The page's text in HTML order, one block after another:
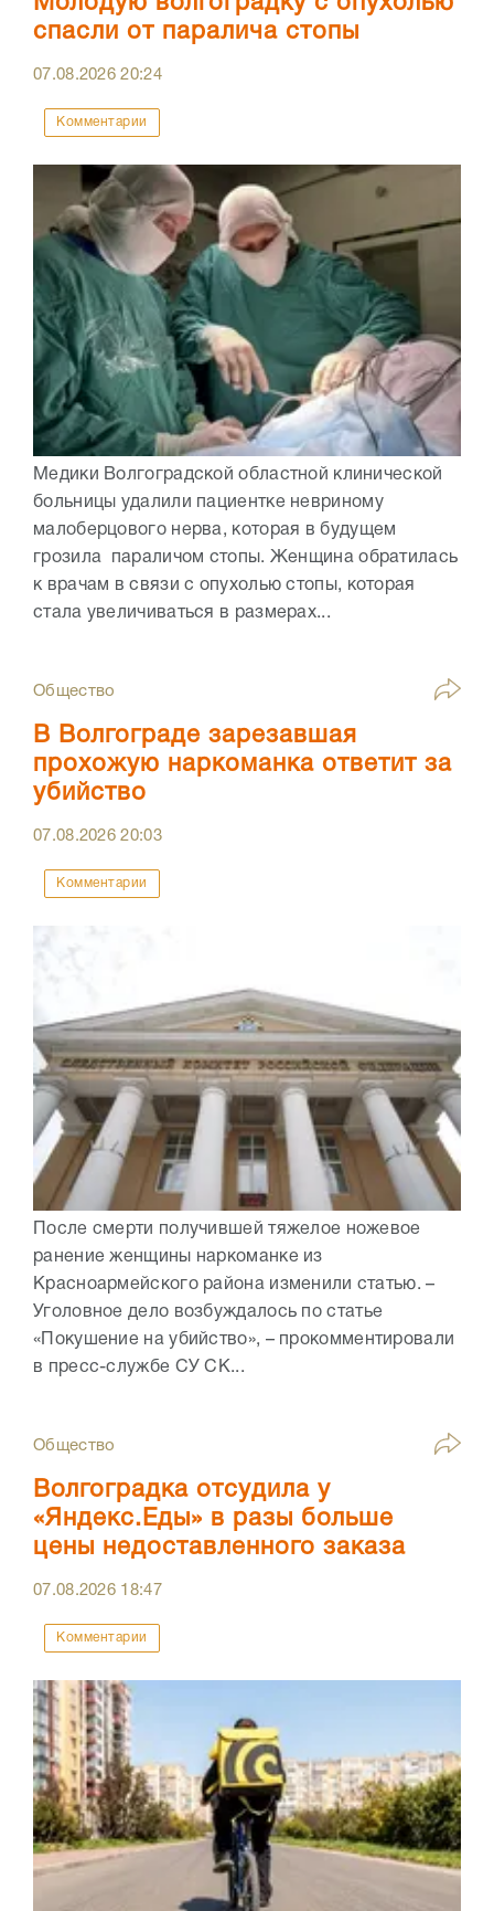
спасли от паралича стопы
07.08.202620:24
Комментарии
Медики Волгоградской областной клинической
больницы удалили пациентке невриному
малоберцового нерва, которая в будущем
грозила параличом стопы. Женщина обратилась
к врачам в связи с опухолью стопы, которая
стала увеличиваться в размерах...
Общество
В Волгограде зарезавшая
прохожую наркоманка ответит за
убийство
07.08.202620:03
Комментарии
После смерти получившей тяжелое ножевое
ранение женщины наркоманке из
Красноармейского района изменили статью. –
Уголовное дело возбуждалось по статье
«Покушение на убийство», – прокомментировали
в пресс-службе СУ СК...
Общество
Волгоградка отсудила у
«Яндекс.Еды» в разы больше
цены недоставленного заказа
07.08.2026 18:47
Комментарии